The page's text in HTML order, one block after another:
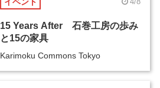
15 Years After 石巻工房の歩み
と15の家具
Karimoku Commons Tokyo